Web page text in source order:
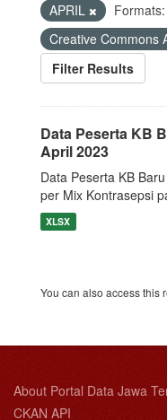
APRIL
Formats:
Creative Commons
Filter Results
Data Peserta KB
April 2023
Data Peserta KB
per Mix Kontrasepsi
XLSX
You can also access this
About Portal Data Jawa
CKAN API